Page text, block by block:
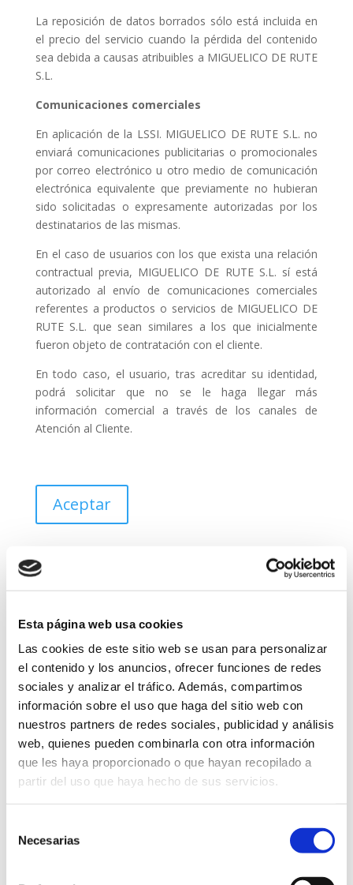
Esta página web usa cookies
Las cookies de este sitio web se usan para personalizar
el contenido y los anuncios, ofrecer funciones de redes
sociales y analizar el tráfico. Además, compartimos
información sobre el uso que haga del sitio web con
nuestros partners de redes sociales, publicidad y análisis
web, quienes pueden combinarla con otra información
que les haya proporcionado o que hayan recopilado a
partir del uso que haya hecho de sus servicios.
Necesarias
La reposición de datos borrados sólo está incluida en
el precio del servicio cuando la pérdida del contenido
sea debida a causas atribuibles a MIGUELICO DE RUTE
S.L.
Comunicaciones comerciales
En aplicación de la LSSI. MIGUELICO DE RUTE S.L. no
enviará comunicaciones publicitarias o promocionales
por correo electrónico u otro medio de comunicación
electrónica equivalente que previamente no hubieran
sido solicitadas o expresamente autorizadas por los
destinatarios de las mismas.
En el caso de usuarios con los que exista una relación
contractual previa, MIGUELICO DE RUTE S.L. sí está
autorizado al envío de comunicaciones comerciales
referentes a productos o servicios de MIGUELICO DE
RUTE S.L. que sean similares a los que inicialmente
fueron objeto de contratación con el cliente.
En todo caso, el usuario, tras acreditar su identidad,
podrá solicitar que no se le haga llegar más
información comercial a través de los canales de
Atención al Cliente.
Aceptar
Política de Cookies
Esta página web usa cookies. Las cookies de este sitio
web se usan para personalizar el contenido y los
partners de redes sociales, publicidad y análisis web,